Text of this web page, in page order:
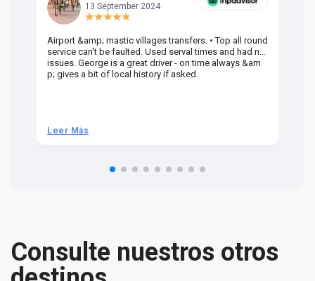
13 September 2024
Airport &amp; mastic villages transfers. • Top all round
service can't be faulted. Used serval times and had no
issues. George is a great driver - on time always &am
p; gives a bit of local history if asked.
Leer Más
Consulte nuestros otros